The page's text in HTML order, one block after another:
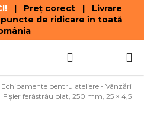
| Preț corect | Livrare
de ridicare în toată
DE
Echipamente pentru ateliere - Vânzări
Fișier ferăstrău plat, 250 mm, 25 × 4,5